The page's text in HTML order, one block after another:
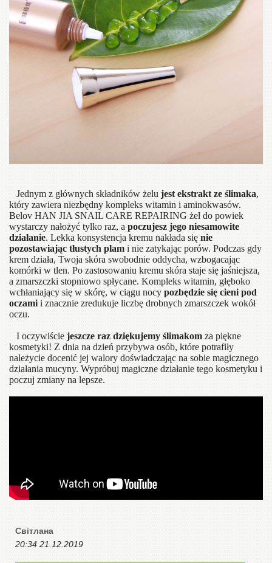
Jednym z głównych składników żelu jest ekstrakt ze ślimaka,
który zawiera niezbędny kompleks witamin i aminokwasów.
Belov HAN JIA SNAIL CARE REPAIRING żel do powiek
wystarczy nałożyć tylko raz, a poczujesz jego niesamowite
działanie. Lekka konsystencja kremu nakłada się nie
pozostawiając tłustych plam i nie zatykając porów. Podczas gdy
krem ​​działa, Twoja skóra swobodnie oddycha, wzbogacając
komórki w tlen. Po zastosowaniu kremu skóra staje się jaśniejsza,
a zmarszczki stopniowo spłycane. Kompleks witamin, głęboko
wchłaniający się w skórę, w ciągu nocy pozbędzie się cieni pod
oczami i znacznie zredukuje liczbę drobnych zmarszczek wokół
oczu.
I oczywiście jeszcze raz dziękujemy ślimakom za piękne
kosmetyki! Z dnia na dzień przybywa osób, które potrafiły
należycie docenić jej walory doświadczając na sobie magicznego
działania mucyny. Wypróbuj magiczne działanie tego kosmetyku i
poczuj zmiany na lepsze.
Світлана
20:34 21.12.2019